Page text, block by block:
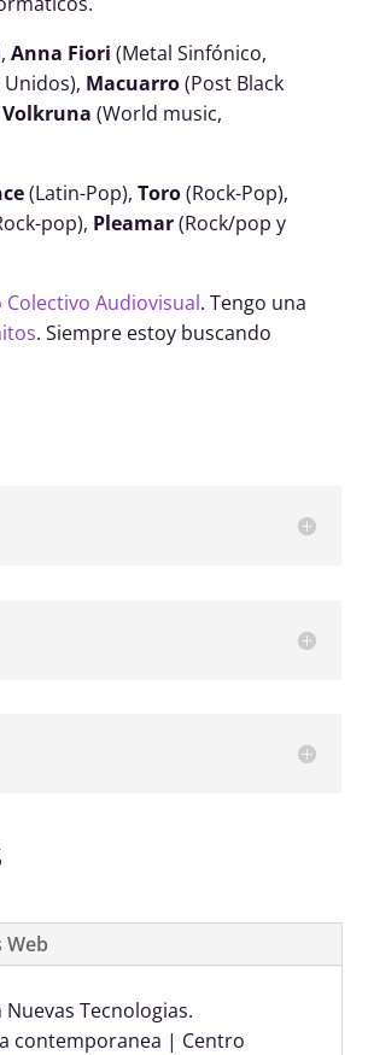
Anna Fiori (Metal Sinfónico,
Macuarro(Post Black
Volkruna (World music,
(Latin-Pop), Toro(Rock-Pop),
pop), Pleamar(Rock/pop y
Colectivo Audiovisual. Tengo una
. Siempre estoy buscando
Web
Tecnologias.
contemporanea | Centro